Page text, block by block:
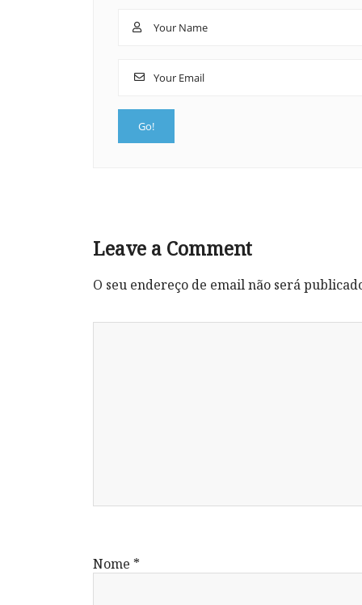
Leave a Comment
O seu endereço de email não será
Nome *